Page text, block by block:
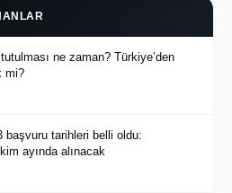
ne zaman? Türkiye’den
mi?
başvuru tarihleri belli oldu:
ayında alınacak